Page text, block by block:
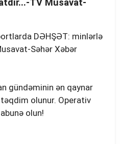
TV Musavat-
DƏHŞƏT: minlərlə
Səhər Xəbər
gündəminin ən qaynar
olunur. Operativ
olun!